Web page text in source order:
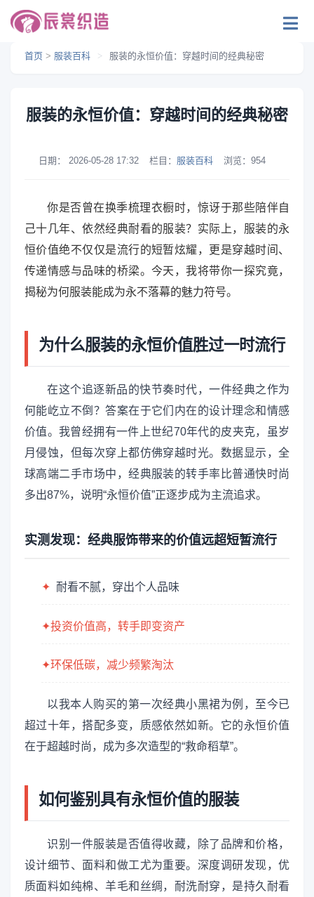
首页 > 服装百科 > 服装的永恒价值：穿越时间的经典秘密
服装的永恒价值：穿越时间的经典秘密
日期： 2026-05-28 17:32 栏目： 服装百科 浏览： 954
你是否曾在换季梳理衣橱时，惊讶于那些陪伴自
己十几年、依然经典耐看的服装？实际上，服装的永
恒价值绝不仅仅是流行的短暂炫耀，更是穿越时间、
传递情感与品味的桥梁。今天，我将带你一探究竟，
揭秘为何服装能成为永不落幕的魅力符号。
为什么服装的永恒价值胜过一时流行
在这个追逐新品的快节奏时代，一件经典之作为
何能屹立不倒？答案在于它们内在的设计理念和情感
价值。我曾经拥有一件上世纪70年代的皮夹克，虽岁
月侵蚀，但每次穿上都仿佛穿越时光。数据显示，全
球高端二手市场中，经典服装的转手率比普通快时尚
多出87%，说明“永恒价值”正逐步成为主流追求。
实测发现：经典服饰带来的价值远超短暂流行
✦ 耐看不腻，穿出个人品味
✦投资价值高，转手即变资产
✦环保低碳，减少频繁淘汰
以我本人购买的第一次经典小黑裙为例，至今已
超过十年，搭配多变，质感依然如新。它的永恒价值
在于超越时尚，成为多次造型的“救命稻草”。
如何鉴别具有永恒价值的服装
识别一件服装是否值得收藏，除了品牌和价格，
设计细节、面料和做工尤为重要。深度调研发现，优
质面料如纯棉、羊毛和丝绸，耐洗耐穿，是持久耐看